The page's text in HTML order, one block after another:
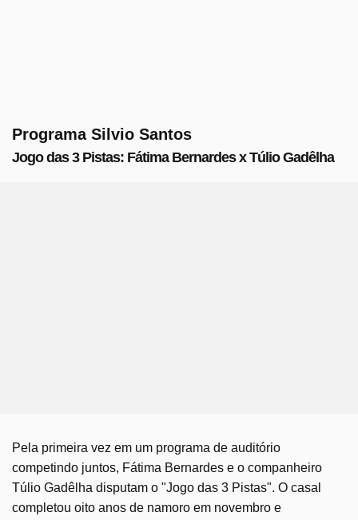
Programa Silvio Santos
Jogo das 3 Pistas: Fátima Bernardes x Túlio Gadêlha
Pela primeira vez em um programa de auditório
competindo juntos, Fátima Bernardes e o companheiro
Túlio Gadêlha disputam o "Jogo das 3 Pistas". O casal
completou oito anos de namoro em novembro e